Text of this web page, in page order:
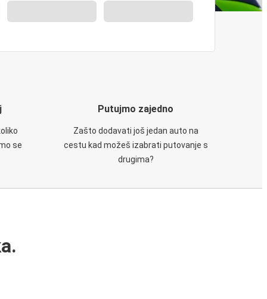
se
Putujmo zajedno
Zašto dodavati još jedan auto na
cestu kad možeš izabrati putovanje s
drugima?